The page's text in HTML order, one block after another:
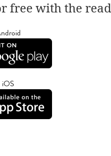
free with the
iOS